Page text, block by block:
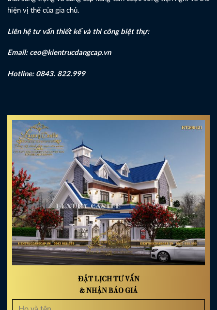
hiện vị thế của gia chủ.
Liên hệ tư vấn thiết kế và thi công biệt thự:
Email: ceo@kientrucdangcap.vn
Hotline: 0843. 822.999
ĐẶT LỊCH TƯ VẤN
& NHẬN BÁO GIÁ